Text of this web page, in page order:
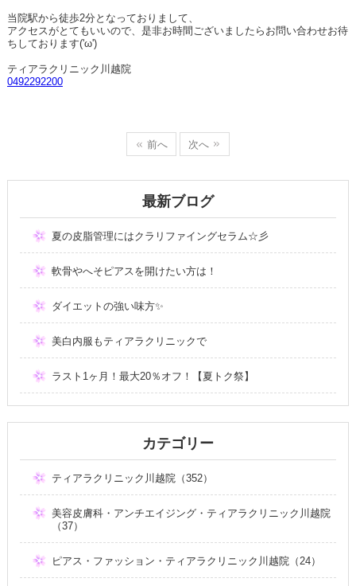
当院駅から徒歩2分となっておりまして、
アクセスがとてもいいので、是非お時間ございましたらお問い合わせお待
ちしております('ω')
ティアラクリニック川越院
0492292200
前へ 次へ
最新ブログ
夏の皮脂管理にはクラリファイングセラム☆彡
軟骨やへそピアスを開けたい方は！
ダイエットの強い味方✨
美白内服もティアラクリニックで
ラスト1ヶ月！最大20％オフ！【夏トク祭】
カテゴリー
ティアラクリニック川越院（352）
美容皮膚科・アンチエイジング・ティアラクリニック川越院
（37）
ピアス・ファッション・ティアラクリニック川越院（24）